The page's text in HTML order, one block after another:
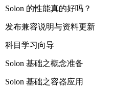
Solon 的性能真的好吗？
发布兼容说明与资料更新
科目学习向导
Solon 基础之概念准备
Solon 基础之容器应用